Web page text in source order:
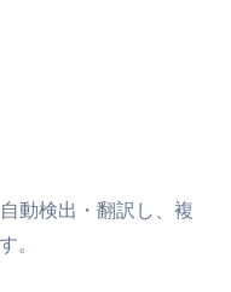
動検出・翻訳し、複
。